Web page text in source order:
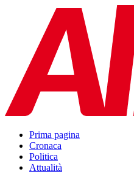
Prima pagina
Cronaca
Politica
Attualità